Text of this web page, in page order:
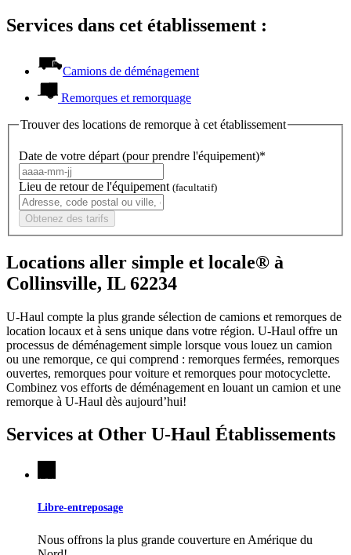
Services dans cet établissement :
Camions de déménagement
Remorques et remorquage
Trouver des locations de remorque à cet établissement
Date de votre départ (pour prendre l'équipement)*
Lieu de retour de l'équipement (facultatif)
Obtenez des tarifs
Locations aller simple et locale® à
Collinsville, IL 62234
U-Haul compte la plus grande sélection de camions et remorques de
location locaux et à sens unique dans votre région. U-Haul offre un
processus de déménagement simple lorsque vous louez un camion
ou une remorque, ce qui comprend : remorques fermées, remorques
ouvertes, remorques pour voiture et remorques pour motocyclette.
Combinez vos efforts de déménagement en louant un camion et une
remorque à U-Haul dès aujourd’hui!
Services at Other U-Haul Établissements
Libre-entreposage
Nous offrons la plus grande couverture en Amérique du